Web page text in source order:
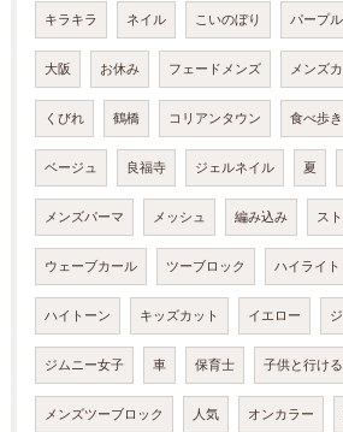
キラキラ ネイル こいのぼり パープル
大阪 お休み フェードメンズ メンズ
くびれ 鶴橋 コリアンタウン 食べ歩き
ベージュ 良福寺 ジェルネイル 夏
メンズパーマ メッシュ 編み込み ス
ウェーブカール ツーブロック ハイライト
ハイトーン キッズカット イエロー
ジムニー女子 車 保育士 子供と行け
メンズツーブロック 人気 オンカラー